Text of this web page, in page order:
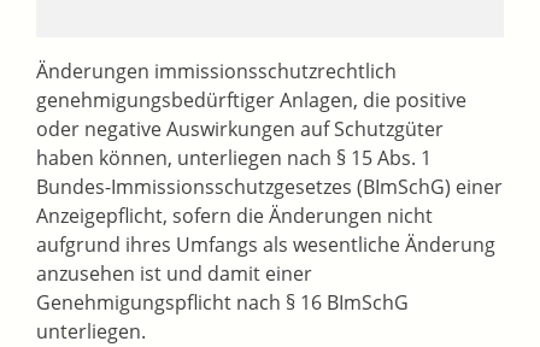
Änderungen immissionsschutzrechtlich
genehmigungsbedürftiger Anlagen, die positive
oder negative Auswirkungen auf Schutzgüter
haben können, unterliegen nach § 15 Abs. 1
Bundes-Immissionsschutzgesetzes (BImSchG) einer
Anzeigepflicht, sofern die Änderungen nicht
aufgrund ihres Umfangs als wesentliche Änderung
anzusehen ist und damit einer
Genehmigungspflicht nach § 16 BImSchG
unterliegen.